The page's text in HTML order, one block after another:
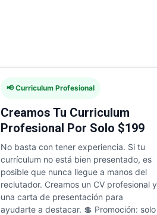
📢 Curriculum Profesional
Creamos Tu Curriculum
Profesional Por Solo $199
No basta con tener experiencia. Si tu
currículum no está bien presentado, es
posible que nunca llegue a manos del
reclutador. Creamos un CV profesional y
una carta de presentación para
ayudarte a destacar. 💲 Promoción: solo